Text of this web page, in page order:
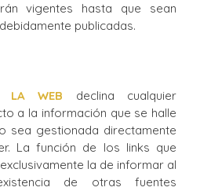
vigentes hasta que sean
publicadas.
LA WEB declina cualquier
a la información que se halle
sea gestionada directamente
La función de los links que
la de informar al
de otras fuentes